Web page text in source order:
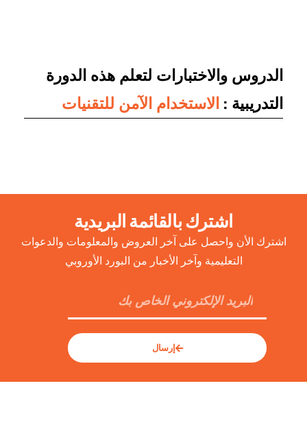
الدروس والاختبارات لتعلم هذه الدورة
التدريبية : الاستخدام الآمن للتقنيات
اشترك بالقائمة البريدية
اشترك الأن واحصل على آخر العروض والمعلومات والدعوات
التعليمية وآخر الأخبار من البورد الأوروبي
إرسال